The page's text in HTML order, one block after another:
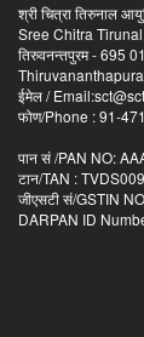
श्री चित्रा तिरुनाल
Sree Chitra
तिरुवनन्तपुरम - 695
ईमेल /
फोण/Phone : 91-
पान सं /PAN NO:
टान/TAN :
जीएसटी सं/GSTIN
DARPAN ID